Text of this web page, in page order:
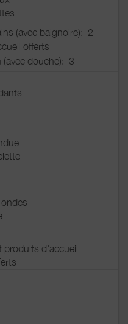
(avec baignoire): 2
offerts
(avec douche): 3
produits d'accueil